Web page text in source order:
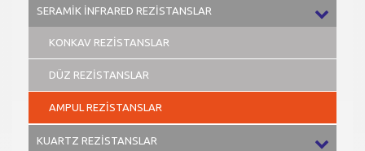
SERAMİK İNFRARED REZİSTANSLAR
KONKAV REZİSTANSLAR
DÜZ REZİSTANSLAR
AMPUL REZİSTANSLAR
KUARTZ REZİSTANSLAR